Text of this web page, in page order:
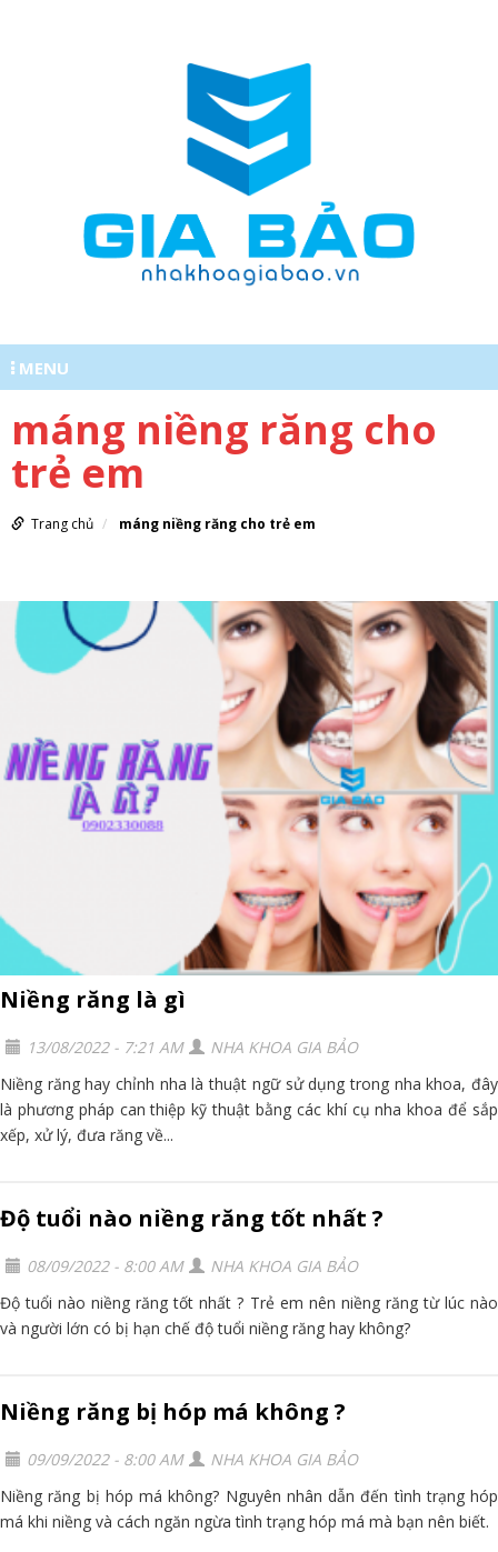
MENU
0977620555
máng niềng răng cho
trẻ em
Trang chủ máng niềng răng cho trẻ em
Niềng răng là gì
13/08/2022 - 7:21 AM
NHA KHOA GIA BẢO
Niềng răng hay chỉnh nha là thuật ngữ sử dụng trong nha khoa, đây
là phương pháp can thiệp kỹ thuật bằng các khí cụ nha khoa để sắp
xếp, xử lý, đưa răng về...
Độ tuổi nào niềng răng tốt nhất ?
08/09/2022 - 8:00 AM
NHA KHOA GIA BẢO
Độ tuổi nào niềng răng tốt nhất ? Trẻ em nên niềng răng từ lúc nào
và người lớn có bị hạn chế độ tuổi niềng răng hay không?
Niềng răng bị hóp má không ?
09/09/2022 - 8:00 AM
NHA KHOA GIA BẢO
Niềng răng bị hóp má không? Nguyên nhân dẫn đến tình trạng hóp
má khi niềng và cách ngăn ngừa tình trạng hóp má mà bạn nên biết.